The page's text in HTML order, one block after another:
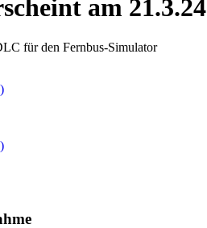
am
für den Fernbus-Simulator